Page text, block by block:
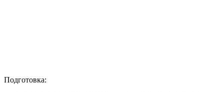
Подготовка: